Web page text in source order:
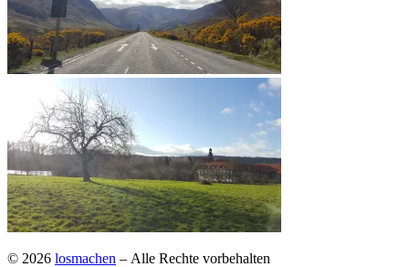
© 2026 losmachen – Alle Rechte vorbehalten